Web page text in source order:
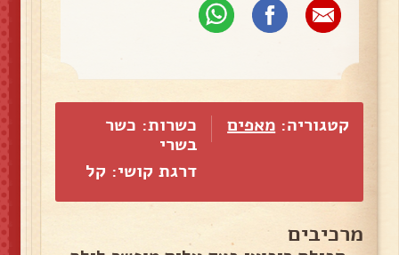
קטגוריה: מאפים
כשרות: כשר
בשרי
דרגת קושי: קל
מרכיבים